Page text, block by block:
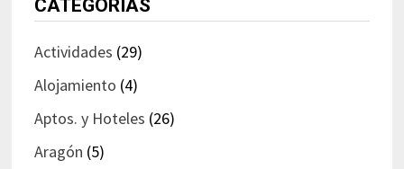
CATEGORÍAS
Actividades (29)
Alojamiento (4)
Aptos. y Hoteles (26)
Aragón (5)